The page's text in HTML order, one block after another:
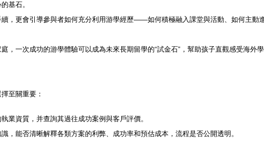
基石。
續，更會引導參與者如何充分利用游學經歷——如何積極融入課堂與活動、如何主動
庭，一次成功的游學體驗可以成為未來長期留學的“試金石”，幫助孩子直觀感受海
至關重要：
業資質，并查詢其過往成功案例與客戶評價。
，能否清晰解釋各類方案的利弊、成功率和預估成本，流程是否公開透明。